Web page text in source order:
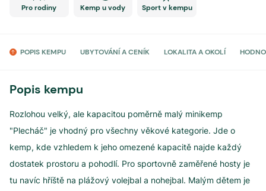
Pro rodiny Kemp u vody Sport v kempu
POPIS KEMPU UBYTOVÁNÍ A CENÍK LOKALITA A OKOLÍ
Popis kempu
Rozlohou velký, ale kapacitou poměrně malý minikemp
"Plecháč" je vhodný pro všechny věkové kategorie. Jde o
kemp, kde vzhledem k jeho omezené kapacitě najde každý
dostatek prostoru a pohodlí. Pro sportovně zaměřené hosty je
tu navíc hříště na plážový volejbal a nohejbal. Malým dětem je